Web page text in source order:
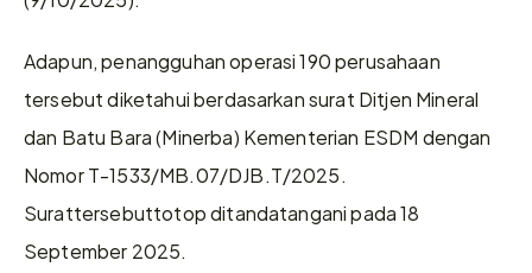
Adapun, penangguhan operasi 190 perusahaan
tersebut diketahui berdasarkan surat Ditjen Mineral
dan Batu Bara (Minerba) Kementerian ESDM dengan
Nomor T-1533/MB.07/DJB.T/2025.
Surattersebuttotop ditandatangani pada 18
September 2025.